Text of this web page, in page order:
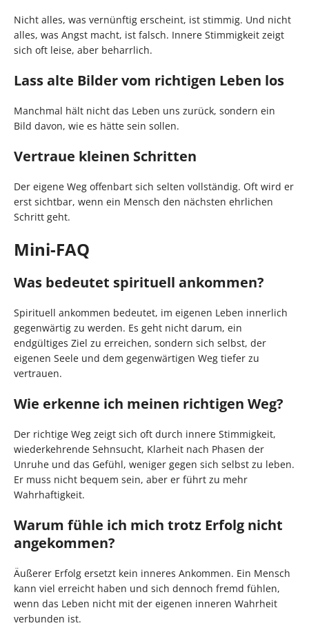
Nicht alles, was vernünftig erscheint, ist stimmig. Und nicht
alles, was Angst macht, ist falsch. Innere Stimmigkeit zeigt
sich oft leise, aber beharrlich.
Lass alte Bilder vom richtigen Leben los
Manchmal hält nicht das Leben uns zurück, sondern ein
Bild davon, wie es hätte sein sollen.
Vertraue kleinen Schritten
Der eigene Weg offenbart sich selten vollständig. Oft wird er
erst sichtbar, wenn ein Mensch den nächsten ehrlichen
Schritt geht.
Mini-FAQ
Was bedeutet spirituell ankommen?
Spirituell ankommen bedeutet, im eigenen Leben innerlich
gegenwärtig zu werden. Es geht nicht darum, ein
endgültiges Ziel zu erreichen, sondern sich selbst, der
eigenen Seele und dem gegenwärtigen Weg tiefer zu
vertrauen.
Wie erkenne ich meinen richtigen Weg?
Der richtige Weg zeigt sich oft durch innere Stimmigkeit,
wiederkehrende Sehnsucht, Klarheit nach Phasen der
Unruhe und das Gefühl, weniger gegen sich selbst zu leben.
Er muss nicht bequem sein, aber er führt zu mehr
Wahrhaftigkeit.
Warum fühle ich mich trotz Erfolg nicht
angekommen?
Äußerer Erfolg ersetzt kein inneres Ankommen. Ein Mensch
kann viel erreicht haben und sich dennoch fremd fühlen,
wenn das Leben nicht mit der eigenen inneren Wahrheit
verbunden ist.